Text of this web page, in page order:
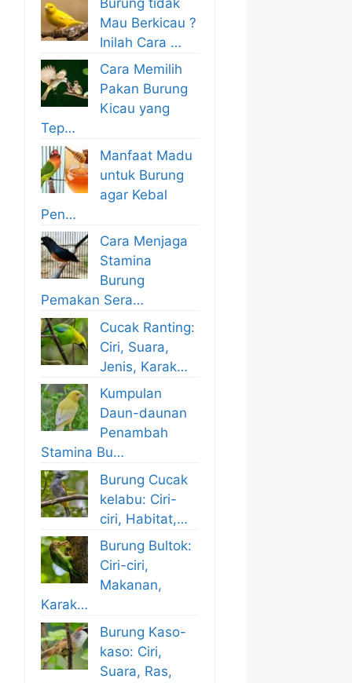
Mau Berkicau ?
Inilah Cara …
Cara Memilih
Pakan Burung
Kicau yang
Tep…
Manfaat Madu
untuk Burung
agar Kebal
Pen…
Cara Menjaga
Stamina
Burung
Pemakan Sera…
Cucak Ranting:
Ciri, Suara,
Jenis, Karak…
Kumpulan
Daun-daunan
Penambah
Stamina Bu…
Burung Cucak
kelabu: Ciri-
ciri, Habitat,…
Burung Bultok:
Ciri-ciri,
Makanan,
Karak…
Burung Kaso-
kaso: Ciri,
Suara, Ras,